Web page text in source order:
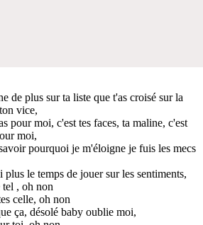
de plus sur ta liste que t'as croisé sur la
vice,
pour moi, c'est tes faces, ta maline, c'est
moi,
pourquoi je m'éloigne je fuis les mecs
plus le temps de jouer sur les sentiments,
tel , oh non
celle, oh non
ça, désolé baby oublie moi,